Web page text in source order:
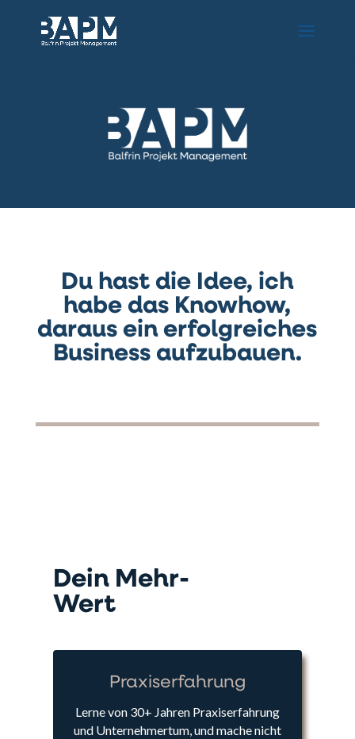
Du hast die Idee, ich
habe das Knowhow,
daraus ein erfolgreiches
Business aufzubauen.
Dein Mehr-
Wert
Praxiserfahrung
Lerne von 30+ Jahren Praxiserfahrung
und Unternehmertum, und mache nicht